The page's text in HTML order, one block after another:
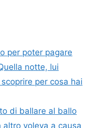
per poter pagare
notte, lui
per cosa hai
di ballare al ballo
voleva a causa